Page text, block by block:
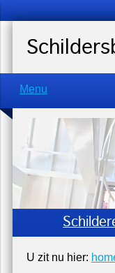
Menu
U zit nu hier: